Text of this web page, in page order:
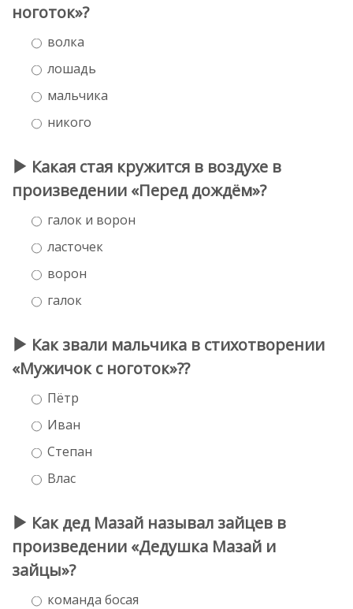
ноготок»?
волка
лошадь
мальчика
никого
Какая стая кружится в воздухе в
произведении «Перед дождём»?
галок и ворон
ласточек
ворон
галок
Как звали мальчика в стихотворении
«Мужичок с ноготок»??
Пётр
Иван
Степан
Влас
Как дед Мазай называл зайцев в
произведении «Дедушка Мазай и
зайцы»?
команда босая